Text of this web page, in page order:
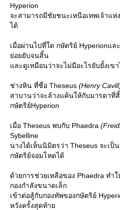
Hyperion
จะสามารถมีชัยชนะเหนือเทพเจ้าแ
ได้
เมื่อผ่านไปที่ใด กษัตริย์ Hyperionแ
่อยยับจนสิ้น
ละดูเหมือนว่าจะไม่มีอะไรยับยั้งเขา
ช่างหิน ที่ชื่อ Theseus (Henry
สาบานว่าจะล้างแค้นให้กับมารดาที่
กษัตริย์Hyperion
เมื่อ Theseus พบกับ Phaedra
Sybelline
นางได้เห็นนิมิตรว่า Theseus จะเ
กษัตริย์จอมโหดได้
ด้วยการช่วยเหลือของ Phaedra ทำ
กองกำลังขนาดเล็ก
เข้าต่อสู้กับกองทัพของกษัตริย์
หวังครั้งสุดท้า